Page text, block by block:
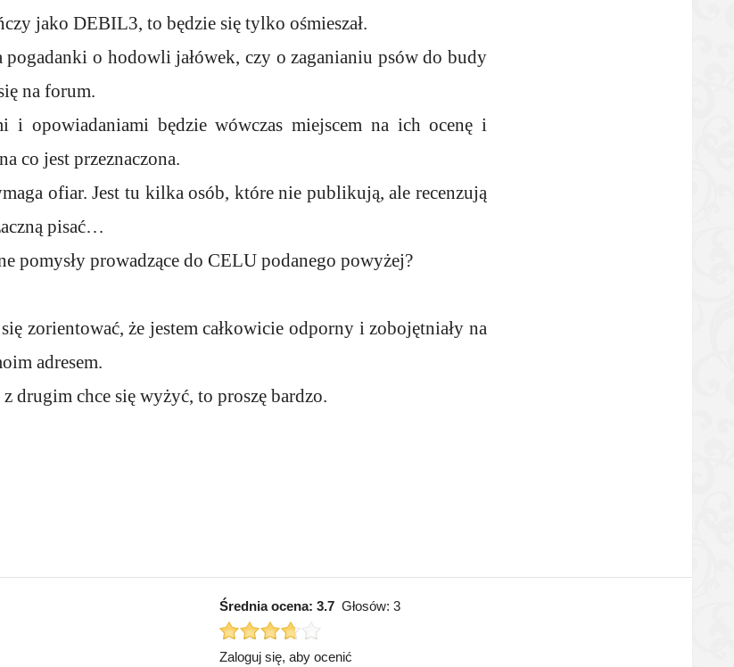
jako DEBIL3, to będzie się tylko ośmieszał.
pogadanki o hodowli jałówek, czy o zaganianiu psów do budy
na forum.
i opowiadaniami będzie wówczas miejscem na ich ocenę i
co jest przeznaczona.
ofiar. Jest tu kilka osób, które nie publikują, ale recenzują
pisać…
pomysły prowadzące do CELU podanego powyżej?
zorientować, że jestem całkowicie odporny i zobojętniały na
adresem.
drugim chce się wyżyć, to proszę bardzo.
Średnia ocena: 3.7 Głosów: 3
Zaloguj się, aby ocenić